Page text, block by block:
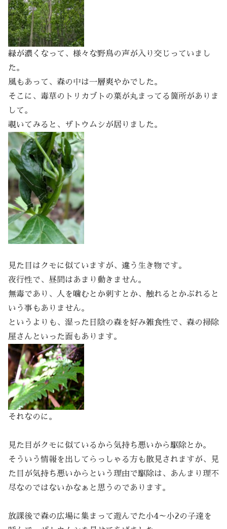
緑が濃くなって、様々な野鳥の声が入り交じっていまし
た。
風もあって、森の中は一層爽やかでした。
そこに、毒草のトリカブトの葉が丸まってる箇所がありま
して。
覗いてみると、ザトウムシが居りました。
見た目はクモに似ていますが、違う生き物です。
夜行性で、昼間はあまり動きません。
無毒であり、人を噛むとか刺すとか、触れるとかぶれると
いう事もありません。
というよりも、湿った日陰の森を好み雑食性で、森の掃除
屋さんといった面もあります。
それなのに。
見た目がクモに似ているから気持ち悪いから駆除とか。
そういう情報を出してらっしゃる方も散見されますが、見
た目が気持ち悪いからという理由で駆除は、あんまり理不
尽なのではないかなぁと思うのであります。
放課後で森の広場に集まって遊んでた小4～小2の子達を